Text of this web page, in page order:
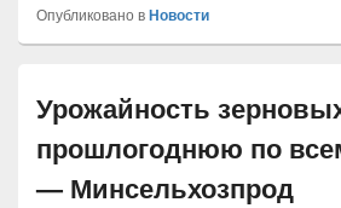
Опубликовано вНовости
Урожайность
прошлогоднюю по
— Минсельхозпрод